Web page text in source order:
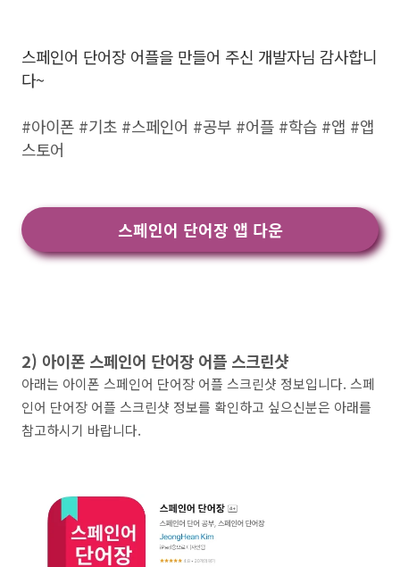
스페인어 단어장 어플을 만들어 주신 개발자님 감사합니
다~
#아이폰 #기초 #스페인어 #공부 #어플 #학습 #앱 #앱
스토어
스페인어 단어장 앱 다운
2) 아이폰 스페인어 단어장 어플 스크린샷
아래는 아이폰 스페인어 단어장 어플 스크린샷 정보입니다. 스페
인어 단어장 어플 스크린샷 정보를 확인하고 싶으신분은 아래를
참고하시기 바랍니다.